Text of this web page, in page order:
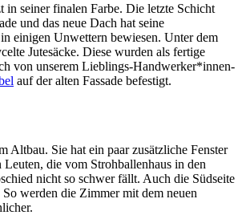
in seiner finalen Farbe. Die letzte Schicht
und das neue Dach hat seine
einigen Unwettern bewiesen. Unter dem
Jutesäcke. Diese wurden als fertige
von unserem Lieblings-Handwerker*innen-
auf der alten Fassade befestigt.
Altbau. Sie hat ein paar zusätzliche Fenster
Leuten, die vom Strohballenhaus in den
nicht so schwer fällt. Auch die Südseite
So werden die Zimmer mit dem neuen